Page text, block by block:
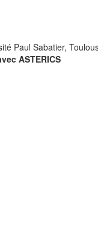
Paul Sabatier,
ASTERICS